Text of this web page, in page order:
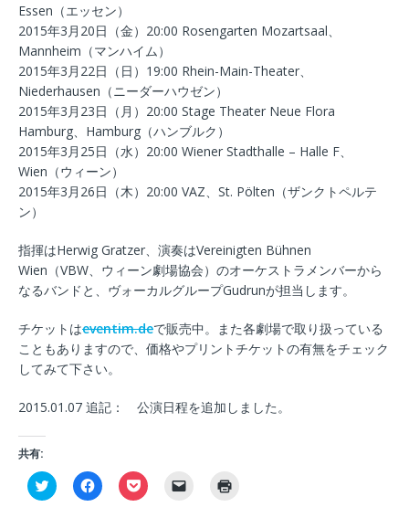
Essen（エッセン）
2015年3月20日（金）20:00 Rosengarten Mozartsaal、
Mannheim（マンハイム）
2015年3月22日（日）19:00 Rhein-Main-Theater、
Niederhausen（ニーダーハウゼン）
2015年3月23日（月）20:00 Stage Theater Neue Flora
Hamburg、Hamburg（ハンブルク）
2015年3月25日（水）20:00 Wiener Stadthalle – Halle F、
Wien（ウィーン）
2015年3月26日（木）20:00 VAZ、St. Pölten（ザンクトペルテ
ン）
指揮はHerwig Gratzer、演奏はVereinigten Bühnen
Wien（VBW、ウィーン劇場協会）のオーケストラメンバーから
なるバンドと、ヴォーカルグループGudrunが担当します。
チケットはeventim.deで販売中。また各劇場で取り扱っている
こともありますので、価格やプリントチケットの有無をチェック
してみて下さい。
2015.01.07 追記： 公演日程を追加しました。
共有:
ク
リ
F
a
ク
リ